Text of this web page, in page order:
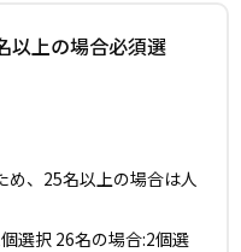
以上の場合必須選
、25名以上の場合は人
選択 26名の場合:2個選